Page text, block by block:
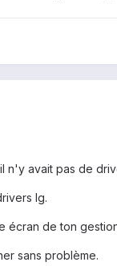
n'y avait pas de
lg.
écran de ton
sans problème.